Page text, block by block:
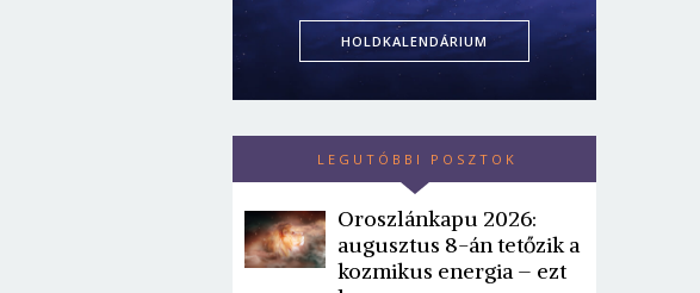
HOLDKALENDÁRIUM
LEGUTÓBBI POSZTOK
Oroszlánkapu 2026:
augusztus 8-án tetőzik a
kozmikus energia – ezt